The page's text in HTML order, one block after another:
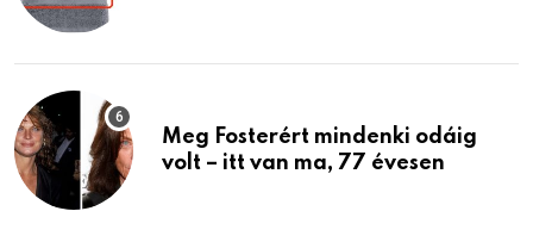
Meg Fosterért mindenki odáig
volt – itt van ma, 77 évesen